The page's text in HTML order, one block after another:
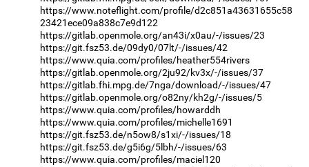
https://www.noteflight.com/profile/d2c851a43631655c58
23421ece09a838c7e9d122
https://gitlab.openmole.org/an43i/x0au/-/issues/23
https://git.fsz53.de/09dy0/07lt/-/issues/42
https://www.quia.com/profiles/heather554rivers
https://gitlab.openmole.org/2ju92/kv3x/-/issues/37
https://gitlab.fhi.mpg.de/7nga/download/-/issues/47
https://gitlab.openmole.org/o82ny/kh2g/-/issues/5
https://www.quia.com/profiles/howarddh
https://www.quia.com/profiles/michelle1691
https://git.fsz53.de/n5ow8/s1xi/-/issues/18
https://git.fsz53.de/g5i6g/5lbh/-/issues/63
https://www.quia.com/profiles/maciel120